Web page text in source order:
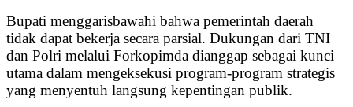
Bupati menggarisbawahi bahwa pemerintah daerah
tidak dapat bekerja secara parsial. Dukungan dari TNI
dan Polri melalui Forkopimda dianggap sebagai kunci
utama dalam mengeksekusi program-program strategis
yang menyentuh langsung kepentingan publik.